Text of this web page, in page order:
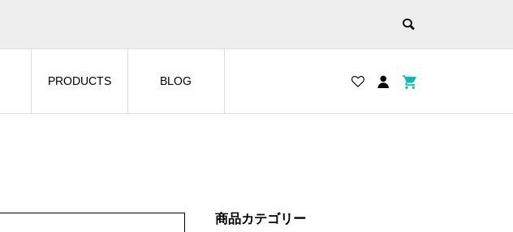
PRODUCTS BLOG
商品カテゴリー